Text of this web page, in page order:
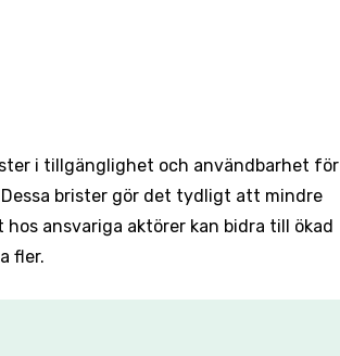
i tillgänglighet och användbarhet för
brister gör det tydligt att mindre
an­svariga aktörer kan bidra till ökad
fler.